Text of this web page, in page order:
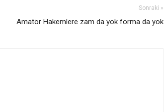
Sonraki »
Amatör Hakemlere zam da yok forma da yok